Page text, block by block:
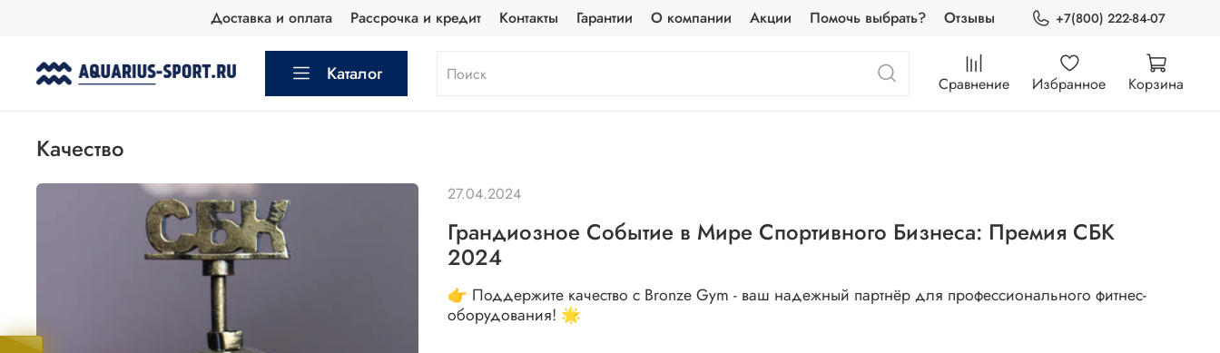
Доставка и оплата Рассрочка и кредит Контакты Гарантии О компании Акции Помочь выбрать? Отзывы +7(800) 222-84-07
Каталог Сравнение Избранное Корзина
Качество
Грандиозное Событие в Мире Спортивного Бизнеса: Премия СБК
2024
👉 Поддержите качество с Bronze Gym - ваш надежный партнёр для профессионального фитнес-
оборудования! 🌟
27.04.2024